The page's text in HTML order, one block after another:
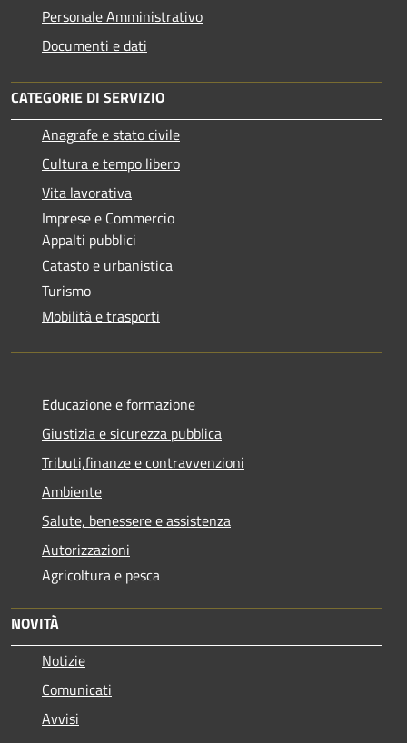
Personale Amministrativo
Documenti e dati
CATEGORIE DI SERVIZIO
Anagrafe e stato civile
Cultura e tempo libero
Vita lavorativa
Imprese e Commercio
Appalti pubblici
Catasto e urbanistica
Turismo
Mobilità e trasporti
Educazione e formazione
Giustizia e sicurezza pubblica
Tributi,finanze e contravvenzioni
Ambiente
Salute, benessere e assistenza
Autorizzazioni
Agricoltura e pesca
NOVITÀ
Notizie
Comunicati
Avvisi